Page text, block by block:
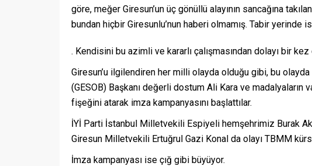
göre, meğer Giresun’un üç gönüllü alayının sancağına
bundan hiçbir Giresunlu’nun haberi olmamış. Tabir yerinde
. Kendisini bu azimli ve kararlı çalışmasından dolayı bir
Giresun’u ilgilendiren her milli olayda olduğu gibi, bu
(GESOB) Başkanı değerli dostum Ali Kara ve madalyaların
fişeğini atarak imza kampanyasını başlattılar.
İYİ Parti İstanbul Milletvekili Espiyeli hemşehrimiz Burak
Giresun Milletvekili Ertuğrul Gazi Konal da olayı TBMM
İmza kampanyası ise çığ gibi büyüyor.